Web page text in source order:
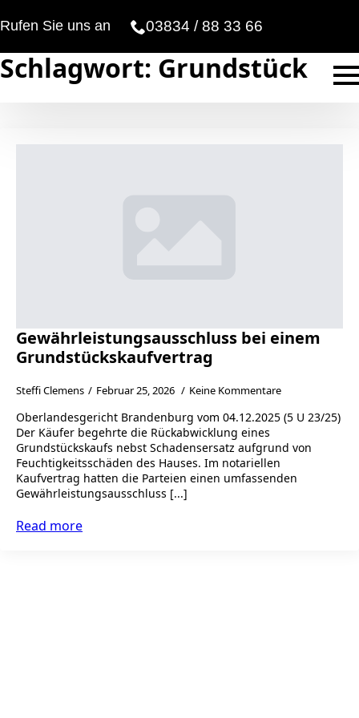
Rufen Sie uns an 03834 / 88 33 66
Schlagwort: Grundstück
Gewährleistungsausschluss bei einem
Grundstückskaufvertrag
Steffi Clemens Februar 25, 2026 Keine Kommentare
Oberlandesgericht Brandenburg vom 04.12.2025 (5 U 23/25)
Der Käufer begehrte die Rückabwicklung eines
Grundstückskaufs nebst Schadensersatz aufgrund von
Feuchtigkeitsschäden des Hauses. Im notariellen
Kaufvertrag hatten die Parteien einen umfassenden
Gewährleistungsausschluss [...]
Read more